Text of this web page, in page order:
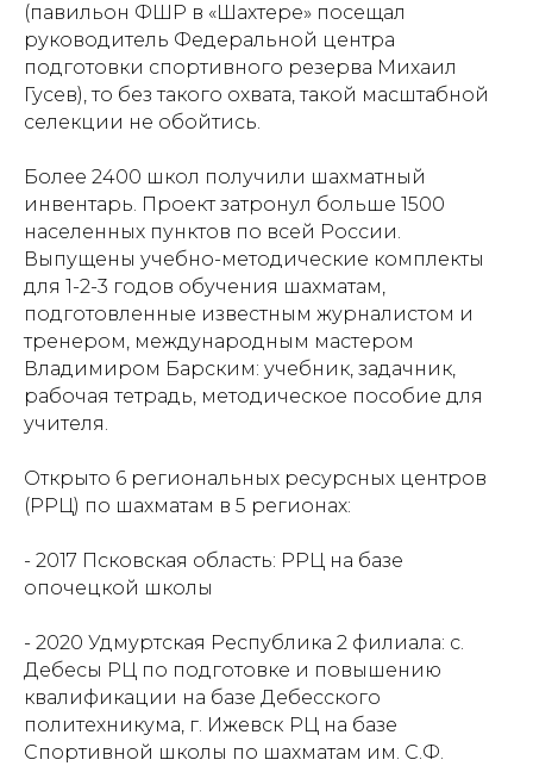
(павильон ФШР в «Шахтере» посещал
руководитель Федеральной центра
подготовки спортивного резерва Михаил
Гусев), то без такого охвата, такой масштабной
селекции не обойтись.
Более 2400 школ получили шахматный
инвентарь. Проект затронул больше 1500
населенных пунктов по всей России.
Выпущены учебно-методические комплекты
для 1-2-3 годов обучения шахматам,
подготовленные известным журналистом и
тренером, международным мастером
Владимиром Барским: учебник, задачник,
рабочая тетрадь, методическое пособие для
учителя.
Открыто 6 региональных ресурсных центров
(РРЦ) по шахматам в 5 регионах:
- 2017 Псковская область: РРЦ на базе
опочецкой школы
- 2020 Удмуртская Республика 2 филиала: с.
Дебесы РЦ по подготовке и повышению
квалификации на базе Дебесского
политехникума, г. Ижевск РЦ на базе
Спортивной школы по шахматам им. С.Ф.